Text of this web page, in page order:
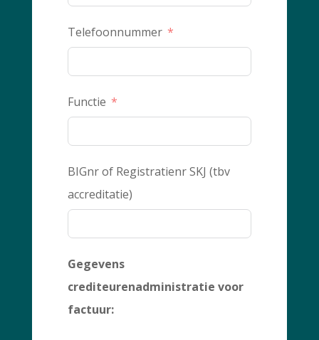
Telefoonnummer
Functie
BIGnr of Registratienr SKJ (tbv
accreditatie)
Gegevens
crediteurenadministratie voor
factuur: